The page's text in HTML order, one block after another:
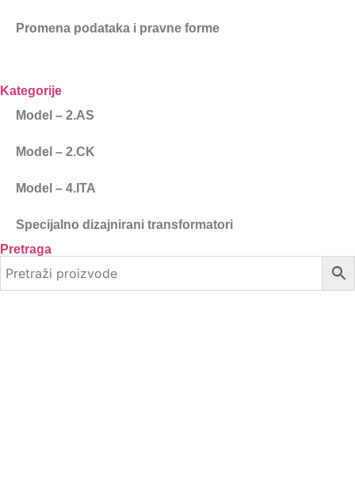
Promena podataka i pravne forme
Kategorije
Model – 2.AS
Model – 2.CK
Model – 4.ITA
Specijalno dizajnirani transformatori
Pretraga